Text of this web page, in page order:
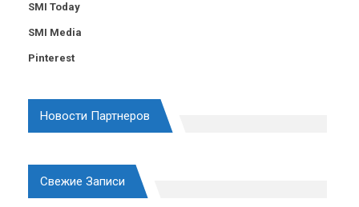
SMI Today
SMI Media
Pinterest
Новости Партнеров
Свежие Записи